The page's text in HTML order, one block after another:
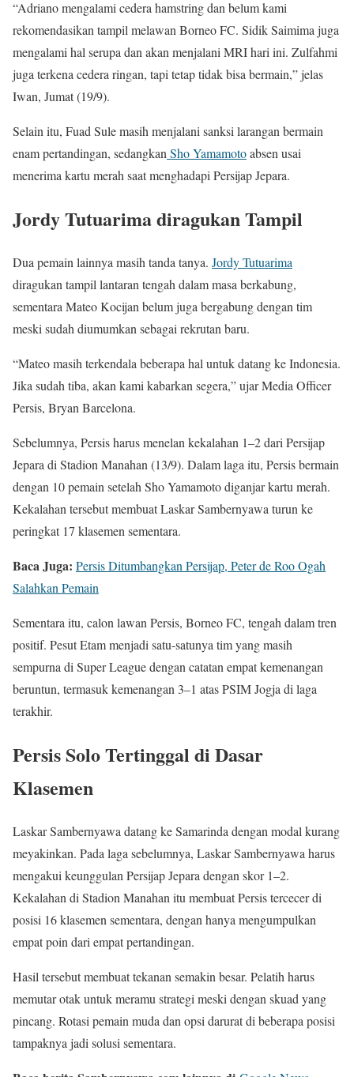
“Adriano mengalami cedera hamstring dan belum kami
rekomendasikan tampil melawan Borneo FC. Sidik Saimima juga
mengalami hal serupa dan akan menjalani MRI hari ini. Zulfahmi
juga terkena cedera ringan, tapi tetap tidak bisa bermain,” jelas
Iwan, Jumat (19/9).
Selain itu, Fuad Sule masih menjalani sanksi larangan bermain
enam pertandingan, sedangkan Sho Yamamotoabsen usai
menerima kartu merah saat menghadapi Persijap Jepara.
Jordy Tutuarima diragukan Tampil
Dua pemain lainnya masih tanda tanya. Jordy Tutuarima
diragukan tampil lantaran tengah dalam masa berkabung,
sementara Mateo Kocijan belum juga bergabung dengan tim
meski sudah diumumkan sebagai rekrutan baru.
“Mateo masih terkendala beberapa hal untuk datang ke Indonesia.
Jika sudah tiba, akan kami kabarkan segera,” ujar Media Officer
Persis, Bryan Barcelona.
Sebelumnya, Persis harus menelan kekalahan 1–2 dari Persijap
Jepara di Stadion Manahan (13/9). Dalam laga itu, Persis bermain
dengan 10 pemain setelah Sho Yamamoto diganjar kartu merah.
Kekalahan tersebut membuat Laskar Sambernyawa turun ke
peringkat 17 klasemen sementara.
Baca Juga: Persis Ditumbangkan Persijap, Peter de Roo Ogah
Salahkan Pemain
Sementara itu, calon lawan Persis, Borneo FC, tengah dalam tren
positif. Pesut Etam menjadi satu-satunya tim yang masih
sempurna di Super League dengan catatan empat kemenangan
beruntun, termasuk kemenangan 3–1 atas PSIM Jogja di laga
terakhir.
Persis Solo Tertinggal di Dasar
Klasemen
Laskar Sambernyawa datang ke Samarinda dengan modal kurang
meyakinkan. Pada laga sebelumnya, Laskar Sambernyawa harus
mengakui keunggulan Persijap Jepara dengan skor 1–2.
Kekalahan di Stadion Manahan itu membuat Persis tercecer di
posisi 16 klasemen sementara, dengan hanya mengumpulkan
empat poin dari empat pertandingan.
Hasil tersebut membuat tekanan semakin besar. Pelatih harus
memutar otak untuk meramu strategi meski dengan skuad yang
pincang. Rotasi pemain muda dan opsi darurat di beberapa posisi
tampaknya jadi solusi sementara.